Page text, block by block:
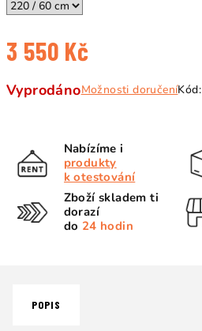
3 550 Kč
cena:
VyprodánoMožnosti doručeníKód:
Nabízíme i
produkty
k otestování
Zboží skladem ti
dorazí
do 24 hodin
POPIS